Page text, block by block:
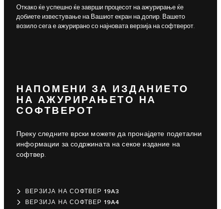
Откако ќе успешно ќе заврши процесот на ажурирање ќе
добиете известување на Вашиот екран на допир. Вашето
возило сега е ажурирано со најновата верзија на софтверот.
НАПОМЕНИ ЗА ИЗДАНИЕТО
НА АЖУРИРАЊЕТО НА
СОФТВЕРОТ
Преку следните врски можете да пронајдете подетални
информации за содржината на секое издание на
софтвер.
ВЕРЗИЈА НА СОФТВЕР 19A3
ВЕРЗИЈА НА СОФТВЕР 19A4